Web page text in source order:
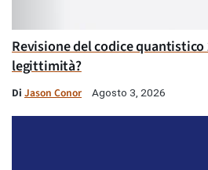
Revisione del codice quantistico
legittimità?
Di Jason Conor Agosto 3, 2026